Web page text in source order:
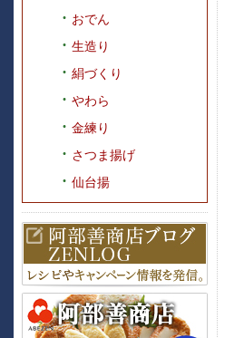
おでん
生造り
絹づくり
やわら
金練り
さつま揚げ
仙台揚